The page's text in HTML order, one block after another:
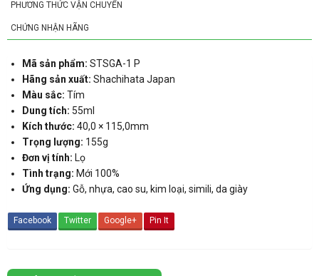
PHƯƠNG THỨC VẬN CHUYỂN
CHỨNG NHẬN HÃNG
Mã sản phẩm: STSGA-1 P
Hãng sản xuất: Shachihata Japan
Màu sắc: Tím
Dung tích: 55ml
Kích thước: 40,0 × 115,0mm
Trọng lượng: 155g
Đơn vị tính: Lọ
Tình trạng: Mới 100%
Ứng dụng: Gỗ, nhựa, cao su, kim loại, simili, da giày
Facebook Twitter Google+ Pin It